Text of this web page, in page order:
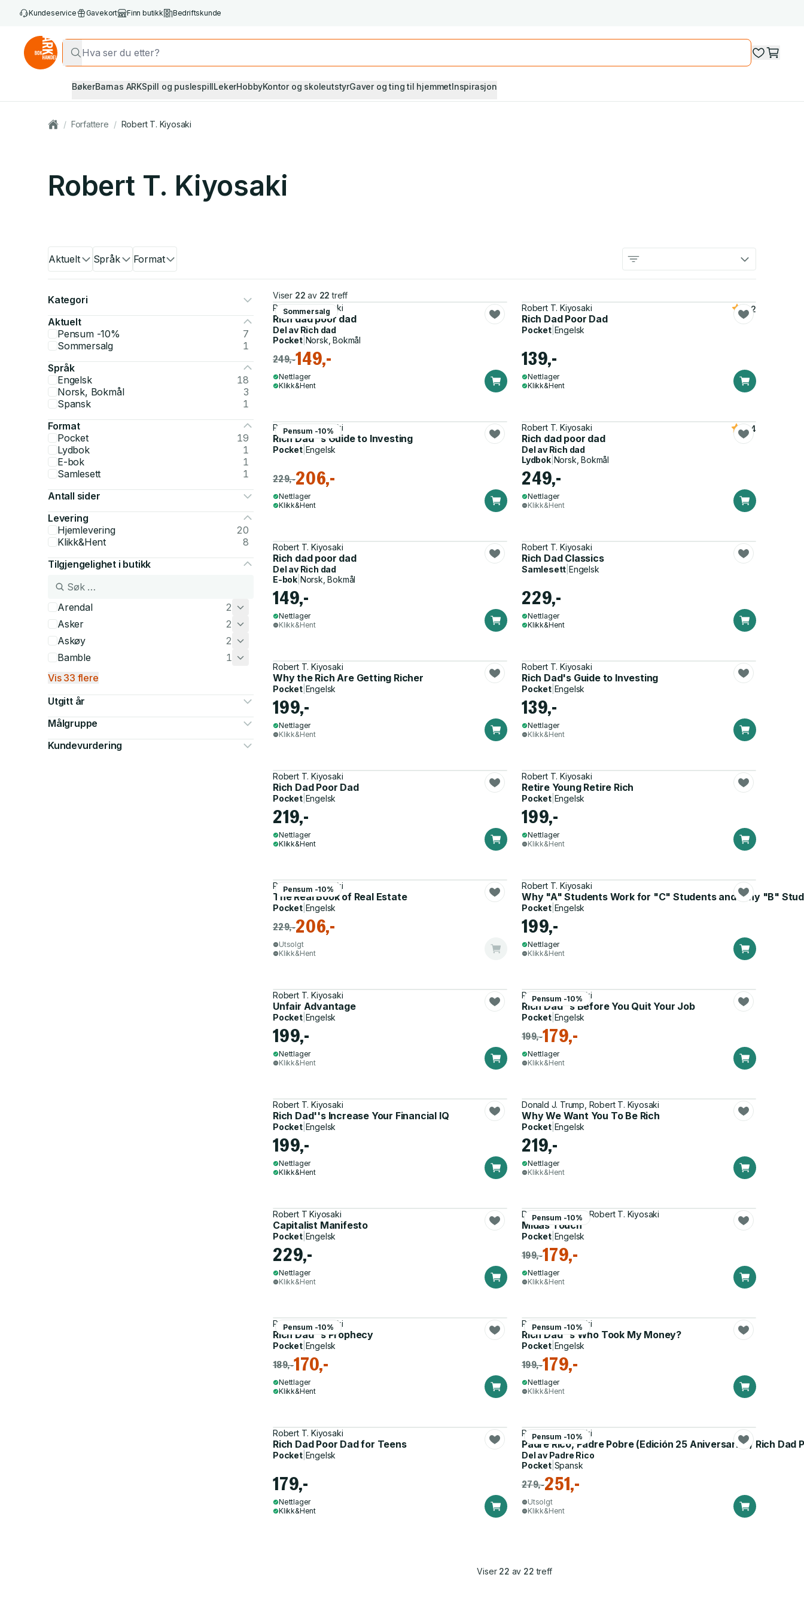
Kundeservice Gavekort Finn butikk Bedriftskunde
BøkerBarnas ARKSpill og puslespillLekerHobbyKontor og skoleutstyrGaver og ting til hjemmetInspirasjon
/ Forfattere / Robert T. Kiyosaki
Robert T. Kiyosaki
Aktuelt Språk Format
Kategori
Aktuelt
Pensum -10%
7
Sommersalg
1
Språk
Engelsk
18
Norsk, Bokmål
3
Spansk
1
Format
Pocket
19
Lydbok
1
E-bok
1
Samlesett
1
Antall sider
Levering
Hjemlevering
20
Klikk&Hent
8
Tilgjengelighet i butikk
Arendal
2
Asker
2
Askøy
2
Bamble
1
Vis 33 flere
Utgitt år
Målgruppe
Kundevurdering
Viser 22 av 22 treff
Sommersalg
Robert T. Kiyosaki
Rich dad poor dad
Del av Rich dad
Pocket| Norsk, Bokmål
249,-149,-
Nettlager
Klikk&Hent
Robert T. Kiyosaki
Rich Dad Poor Dad
4.2
Pocket| Engelsk
139,-
Nettlager
Klikk&Hent
Pensum -10%
Robert T. Kiyosaki
Rich Dad''s Guide to Investing
Pocket| Engelsk
229,-206,-
Nettlager
Klikk&Hent
Robert T. Kiyosaki
Rich dad poor dad
4.4
Del av Rich dad
Lydbok| Norsk, Bokmål
249,-
Nettlager
Klikk&Hent
Robert T. Kiyosaki
Rich dad poor dad
Del av Rich dad
E-bok Norsk, Bokmål
149,-
Nettlager
Klikk&Hent
Robert T. Kiyosaki
Rich Dad Classics
Samlesett |Engelsk
229,-
Nettlager
Klikk&Hent
Robert T. Kiyosaki
Why the Rich Are Getting Richer
Pocket| Engelsk
199,-
Nettlager
Klikk&Hent
Robert T. Kiyosaki
Rich Dad's Guide to Investing
Pocket| Engelsk
139,-
Nettlager
Klikk&Hent
Robert T. Kiyosaki
Rich Dad Poor Dad
Pocket| Engelsk
219,-
Nettlager
Klikk&Hent
Robert T. Kiyosaki
Retire Young Retire Rich
Pocket| Engelsk
199,-
Nettlager
Klikk&Hent
Pensum -10%
Robert T. Kiyosaki
The Real Book of Real Estate
Pocket| Engelsk
229,-206,-
Utsolgt
Klikk&Hent
Robert T. Kiyosaki
Why "A" Students Work for "C" Students and Why "B"
Pocket| Engelsk
199,-
Nettlager
Klikk&Hent
Robert T. Kiyosaki
Unfair Advantage
Pocket| Engelsk
199,-
Nettlager
Klikk&Hent
Pensum -10%
Robert T. Kiyosaki
Rich Dad''s Before You Quit Your Job
Pocket| Engelsk
199,-179,-
Nettlager
Klikk&Hent
Robert T. Kiyosaki
Rich Dad''s Increase Your Financial IQ
Pocket| Engelsk
199,-
Nettlager
Klikk&Hent
Donald J. Trump, Robert T. Kiyosaki
Why We Want You To Be Rich
Pocket| Engelsk
219,-
Nettlager
Klikk&Hent
Robert T Kiyosaki
Capitalist Manifesto
Pocket| Engelsk
229,-
Nettlager
Klikk&Hent
Pensum -10%
Donald J. Trump, Robert T. Kiyosaki
Midas Touch
Pocket| Engelsk
199,-179,-
Nettlager
Klikk&Hent
Pensum -10%
Robert T. Kiyosaki
Rich Dad''s Prophecy
Pocket| Engelsk
189,-170,-
Nettlager
Klikk&Hent
Pensum -10%
Robert T. Kiyosaki
Rich Dad''s Who Took My Money?
Pocket| Engelsk
199,-179,-
Nettlager
Klikk&Hent
Robert T. Kiyosaki
Rich Dad Poor Dad for Teens
Pocket| Engelsk
179,-
Nettlager
Klikk&Hent
Pensum -10%
Robert T. Kiyosaki
Padre Rico, Padre Pobre (Edición 25 Aniversario) / Rich Dad
Del av Padre Rico
Pocket| Spansk
279,-251,-
Utsolgt
Klikk&Hent
Viser 22 av 22 treff